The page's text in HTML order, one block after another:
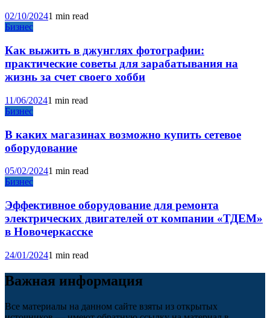
02/10/20241 min read
Бизнес
Как выжить в джунглях фотографии:
практические советы для зарабатывания на
жизнь за счет своего хобби
11/06/20241 min read
Бизнес
В каких магазинах возможно купить сетевое
оборудование
05/02/20241 min read
Бизнес
Эффективное оборудование для ремонта
электрических двигателей от компании «ТДЕМ»
в Новочеркасске
24/01/20241 min read
Важная информация
Все материалы на данном сайте взяты из открытых